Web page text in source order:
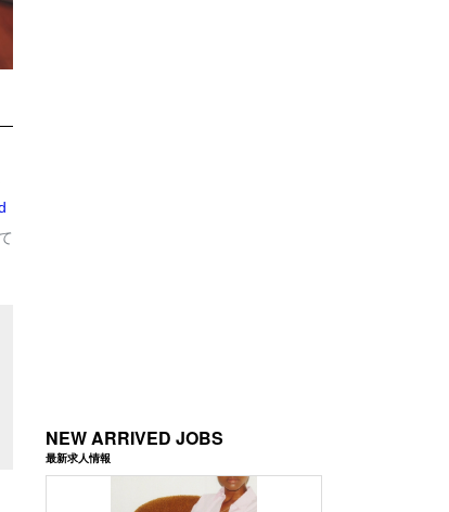
NEW ARRIVED JOBS
最新求人情報